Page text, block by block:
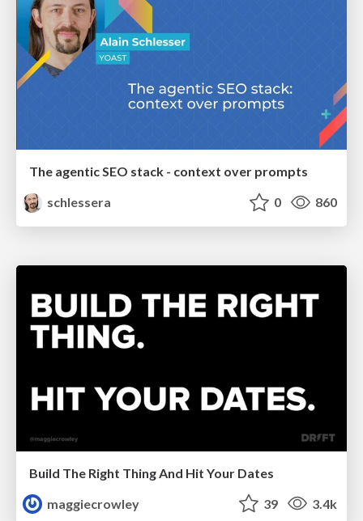
The agentic SEO stack - context over prompts
schlessera
0 860
Build The Right Thing And Hit Your Dates
maggiecrowley
39 3.4k